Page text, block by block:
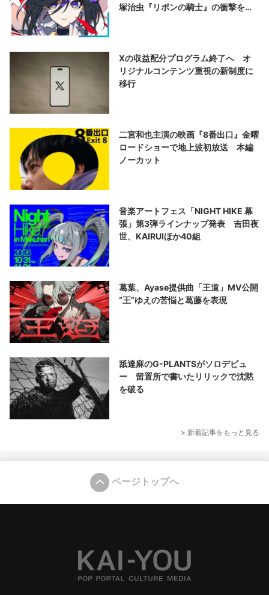
塚治虫『リボンの騎士』の衝撃を再
Xの収益配分プログラム終了へ オ
リジナルコンテンツ重視の新制度に
移行
二宮和也主演の映画『8番出口』金曜
ロードショーで地上波初放送 本編
ノーカット
音楽アートフェス「NIGHT HIKE 幕
張」第3弾ラインナップ発表 吉田夜
世、KAIRUIほか40組
葛葉、Ayase提供曲「王道」MV公開
“王”ゆえの苦悩と葛藤を表現
舐達麻のG-PLANTSがソロデビュ
ー 留置所で書いたリリックで沈黙
を破る
> 新着記事をもっと見る
ページトップへ